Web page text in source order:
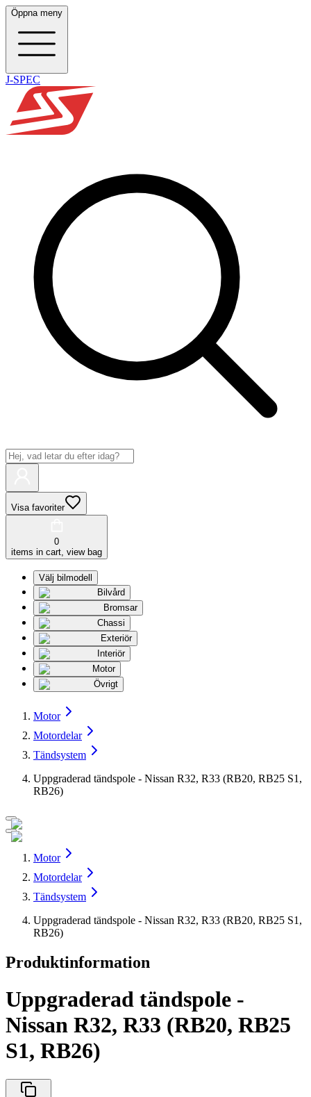
Öppna meny
J-SPEC
Visa favoriter
0
items in cart, view bag
Välj bilmodell
Bilvård
Bromsar
Chassi
Exteriör
Interiör
Motor
Övrigt
Motor
Motordelar
Tändsystem
Uppgraderad tändspole - Nissan R32, R33 (RB20, RB25 S1,
RB26)
Motor
Motordelar
Tändsystem
Uppgraderad tändspole - Nissan R32, R33 (RB20, RB25 S1,
RB26)
Produktinformation
Uppgraderad tändspole -
Nissan R32, R33 (RB20, RB25
S1, RB26)